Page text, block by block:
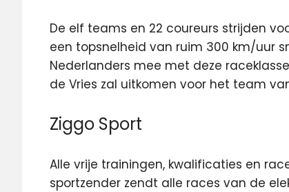
De elf teams en 22 coureurs strijden
een topsnelheid van ruim 300 km/uur
Nederlanders mee met deze
de Vries zal uitkomen voor het team
Ziggo Sport
Alle vrije trainingen, kwalificaties en
sportzender zendt alle races van de